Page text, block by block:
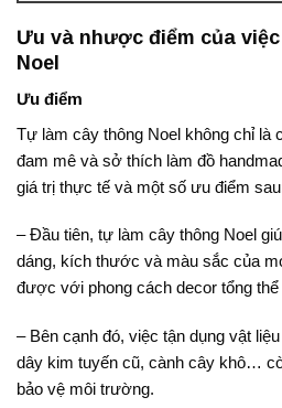
Ưu và nhược điểm của
Noel
Ưu điểm
Tự làm cây thông Noel không chỉ là
đam mê và sở thích làm đồ
giá trị thực tế và một số ưu điểm
– Đầu tiên, tự làm cây thông Noel
dáng, kích thước và màu sắc của
được với phong cách decor tổng thể
– Bên cạnh đó, việc tận dụng vật
dây kim tuyến cũ, cành cây khô…
bảo vệ môi trường.